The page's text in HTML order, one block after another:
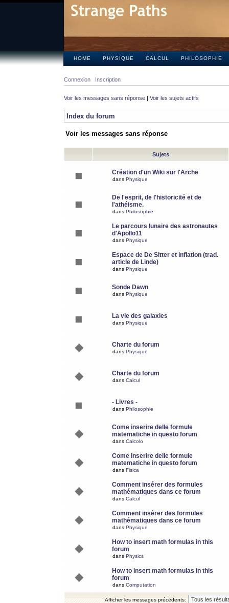
HOME PHYSIQUE CALCUL PHILOSOPHIE
Connexion Inscription
Voir les messages sans réponse | Voir les sujets actifs
Index du forum
Voir les messages sans réponse
Sujets
Création d'un Wiki sur l'Arche
dans Physique
De l'esprit, de l'historicité et de
l'athéisme.
dans Philosophie
Le parcours lunaire des astronautes
d'Apollo11
dans Physique
Espace de De Sitter et inflation (trad.
article de Linde)
dans Physique
Sonde Dawn
dans Physique
La vie des galaxies
dans Physique
Charte du forum
dans Physique
Charte du forum
dans Calcul
- Livres -
dans Philosophie
Come inserire delle formule
matematiche in questo forum
dans Calcolo
Come inserire delle formule
matematiche in questo forum
dans Fisica
Comment insérer des formules
mathématiques dans ce forum
dans Calcul
Comment insérer des formules
mathématiques dans ce forum
dans Physique
How to insert math formulas in this
forum
dans Physics
How to insert math formulas in this
forum
dans Computation
Afficher les messages précédents: